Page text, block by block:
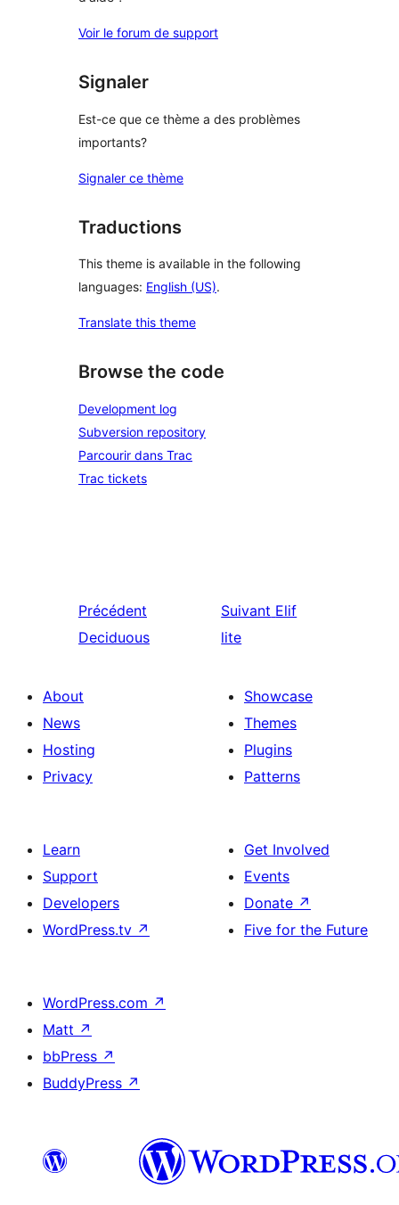
Voir le forum de support
Signaler
Est-ce que ce thème a des problèmes
importants?
Signaler ce thème
Traductions
This theme is available in the following
languages: English (US).
Translate this theme
Browse the code
Development log
Subversion repository
Parcourir dans Trac
Trac tickets
Précédent
Deciduous
Suivant Elif
lite
About
News
Hosting
Privacy
Showcase
Themes
Plugins
Patterns
Learn
Support
Developers
WordPress.tv ↗
Get Involved
Events
Donate ↗
Five for the Future
WordPress.com ↗
Matt ↗
bbPress ↗
BuddyPress ↗